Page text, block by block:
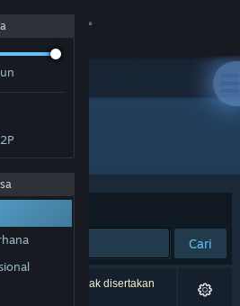
LLC
Cari
3 produk tidak disertakan